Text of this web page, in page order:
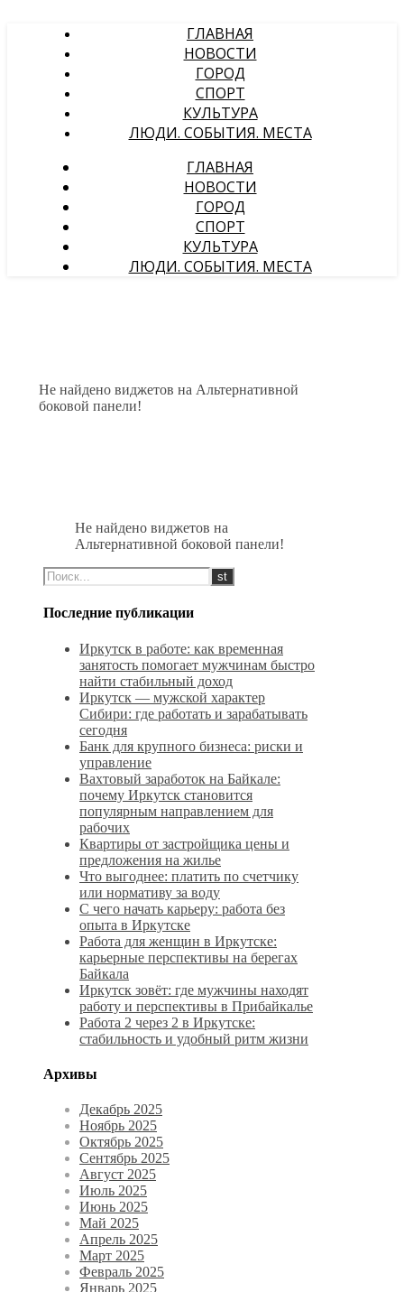
ГЛАВНАЯ
НОВОСТИ
ГОРОД
СПОРТ
КУЛЬТУРА
ЛЮДИ. СОБЫТИЯ. МЕСТА
ГЛАВНАЯ
НОВОСТИ
ГОРОД
СПОРТ
КУЛЬТУРА
ЛЮДИ. СОБЫТИЯ. МЕСТА
Не найдено виджетов на Альтернативной
боковой панели!
Не найдено виджетов на
Альтернативной боковой панели!
Последние публикации
Иркутск в работе: как временная
занятость помогает мужчинам быстро
найти стабильный доход
Иркутск — мужской характер
Сибири: где работать и зарабатывать
сегодня
Банк для крупного бизнеса: риски и
управление
Вахтовый заработок на Байкале:
почему Иркутск становится
популярным направлением для
рабочих
Квартиры от застройщика цены и
предложения на жилье
Что выгоднее: платить по счетчику
или нормативу за воду
С чего начать карьеру: работа без
опыта в Иркутске
Работа для женщин в Иркутске:
карьерные перспективы на берегах
Байкала
Иркутск зовёт: где мужчины находят
работу и перспективы в Прибайкалье
Работа 2 через 2 в Иркутске:
стабильность и удобный ритм жизни
Архивы
Декабрь 2025
Ноябрь 2025
Октябрь 2025
Сентябрь 2025
Август 2025
Июль 2025
Июнь 2025
Май 2025
Апрель 2025
Март 2025
Февраль 2025
Январь 2025